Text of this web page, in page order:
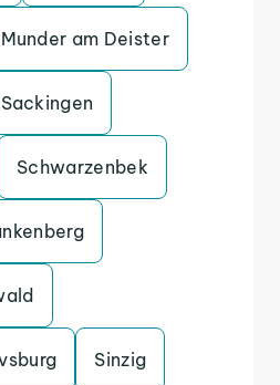
am Deister
Schwarzenbek
Sinzig